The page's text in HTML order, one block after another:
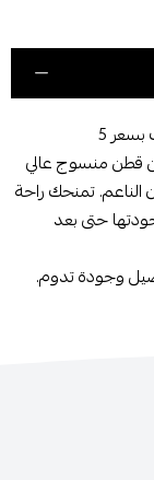
قطن منسوج عالي
الناعم. تمنحك راحة
حتى بعد